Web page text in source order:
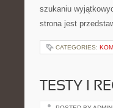
szukaniu
strona jest
CATEGORIES:
TESTY I